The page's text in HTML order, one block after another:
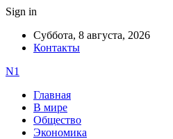
Sign in
Суббота, 8 августа, 2026
Контакты
N1
Главная
В мире
Общество
Экономика